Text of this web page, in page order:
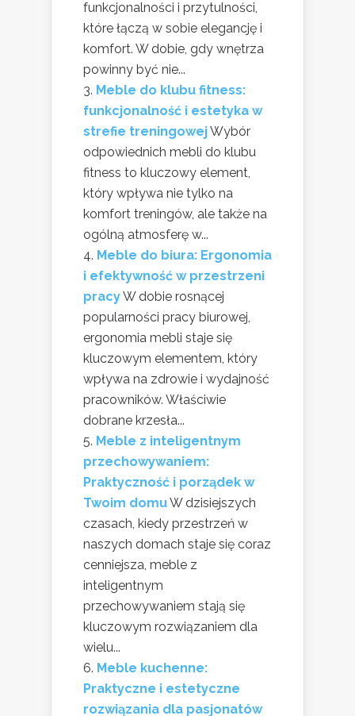
funkcjonalności i przytulności,
które łączą w sobie elegancję i
komfort. W dobie, gdy wnętrza
powinny być nie...
Meble do klubu fitness:
funkcjonalność i estetyka w
strefie treningowejWybór
odpowiednich mebli do klubu
fitness to kluczowy element,
który wpływa nie tylko na
komfort treningów, ale także na
ogólną atmosferę w...
Meble do biura: Ergonomia
i efektywność w przestrzeni
pracyW dobie rosnącej
popularności pracy biurowej,
ergonomia mebli staje się
kluczowym elementem, który
wpływa na zdrowie i wydajność
pracowników. Właściwie
dobrane krzesła...
Meble z inteligentnym
przechowywaniem:
Praktyczność i porządek w
Twoim domuW dzisiejszych
czasach, kiedy przestrzeń w
naszych domach staje się coraz
cenniejsza, meble z
inteligentnym
przechowywaniem stają się
kluczowym rozwiązaniem dla
wielu...
Meble kuchenne:
Praktyczne i estetyczne
rozwiązania dla pasjonatów